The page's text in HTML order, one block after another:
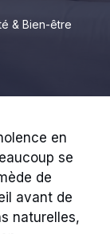
& Bien-être
en
se
de
avant de
naturelles,